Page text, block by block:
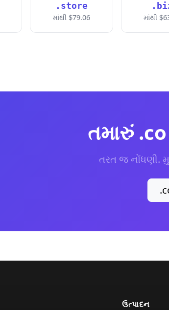
.store
માંથી $79.06 માંથી
તમારું
તરત જ નોંધણી.
ઉત્પાદન